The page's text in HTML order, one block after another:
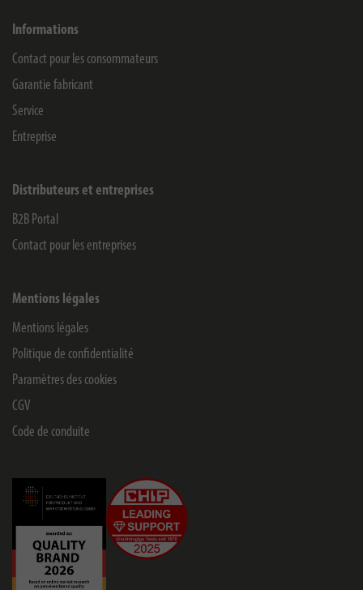
Informations
Contact pour les consommateurs
Garantie fabricant
Service
Entreprise
Distributeurs et entreprises
B2B Portal
Contact pour les entreprises
Mentions légales
Mentions légales
Politique de confidentialité
Paramètres des cookies
CGV
Code de conduite